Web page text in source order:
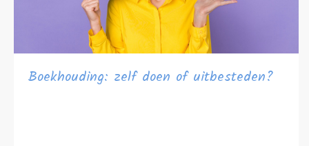
Boekhouding: zelf doen of uitbesteden?